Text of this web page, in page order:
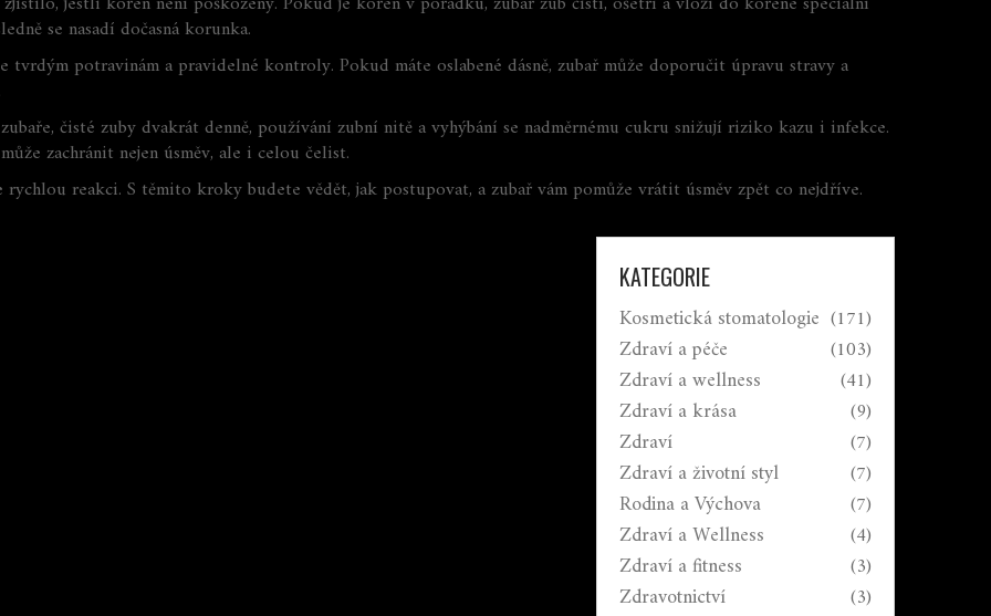
se nasadí dočasná korunka.
tvrdým potravinám a pravidelné kontroly. Pokud máte oslabené dásně, zubař může doporučit úpravu stravy a
čisté zuby dvakrát denně, používání zubní nitě a vyhýbání se nadměrnému cukru snižují riziko kazu i infekce.
zachránit nejen úsměv, ale i celou čelist.
reakci. S těmito kroky budete vědět, jak postupovat, a zubař vám pomůže vrátit úsměv zpět co nejdříve.
KATEGORIE
Kosmetická stomatologie (171)
Zdraví a péče (103)
Zdraví a wellness (41)
Zdraví a krása (9)
Zdraví (7)
Zdraví a životní styl (7)
Rodina a Výchova (7)
Zdraví a Wellness (4)
Zdraví a fitness (3)
Zdravotnictví (3)